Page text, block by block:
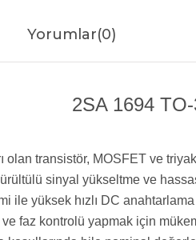
Yorumlar(0)
2SA 1694
olan transistör, MOSFET ve
sinyal yükseltme ve
ile yüksek hızlı DC
faz kontrolü yapmak için